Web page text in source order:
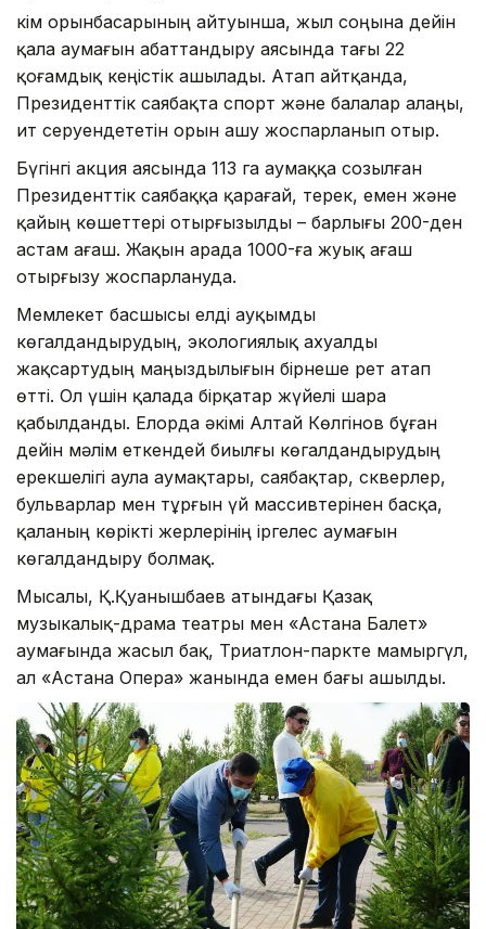
Әкім орынбасарының айтуынша, жыл соңына дейін
қала аумағын абаттандыру аясында тағы 22
қоғамдық кеңістік ашылады. Атап айтқанда,
Президенттік саябақта спорт және балалар алаңы,
ит серуендететін орын ашу жоспарланып отыр.
Бүгінгі акция аясында 113 га аумаққа созылған
Президенттік саябаққа қарағай, терек, емен және
қайың көшеттері отырғызылды – барлығы 200-ден
астам ағаш. Жақын арада 1000-ға жуық ағаш
отырғызу жоспарлануда.
Мемлекет басшысы елді ауқымды
көгалдандырудың, экологиялық ахуалды
жақсартудың маңыздылығын бірнеше рет атап
өтті. Ол үшін қалада бірқатар жүйелі шара
қабылданды. Елорда әкімі Алтай Көлгінов бұған
дейін мәлім еткендей биылғы көгалдандырудың
ерекшелігі аула аумақтары, саябақтар, скверлер,
бульварлар мен тұрғын үй массивтерінен басқа,
қаланың көрікті жерлерінің іргелес аумағын
көгалдандыру болмақ.
Мысалы, Қ.Қуанышбаев атындағы Қазақ
музыкалық-драма театры мен «Астана Балет»
аумағында жасыл бақ, Триатлон-паркте мамыргүл,
ал «Астана Опера» жанында емен бағы ашылды.